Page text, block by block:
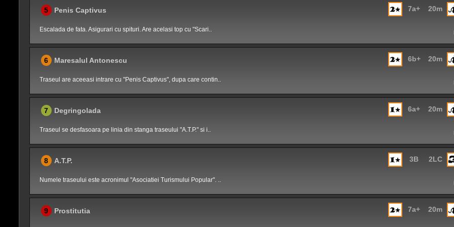
20m
7a+
5 Penis Captivus
Escalada de fata. Asigurari cu spituri. Are acelasi top cu "Scari..
20m
6b+
6 Maresalul Antonescu
Traseul are aceeasi intrare cu "Penis Captivus", dupa care contin..
20m
6a+
7 Degringolada
Traseul se desfasoara pe linia din stanga traseului "A.T.P." si i..
2LC
3B
8 A.T.P.
Numele traseului este acronimul "Asociatiei Turismului Popular". ..
20m
7a+
9 Prostitutia